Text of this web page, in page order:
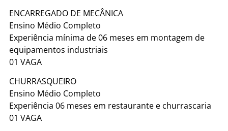
ENCARREGADO DE MECÂNICA
Ensino Médio Completo
Experiência mínima de 06 meses em montagem de
equipamentos industriais
01 VAGA
CHURRASQUEIRO
Ensino Médio Completo
Experiência 06 meses em restaurante e churrascaria
01 VAGA